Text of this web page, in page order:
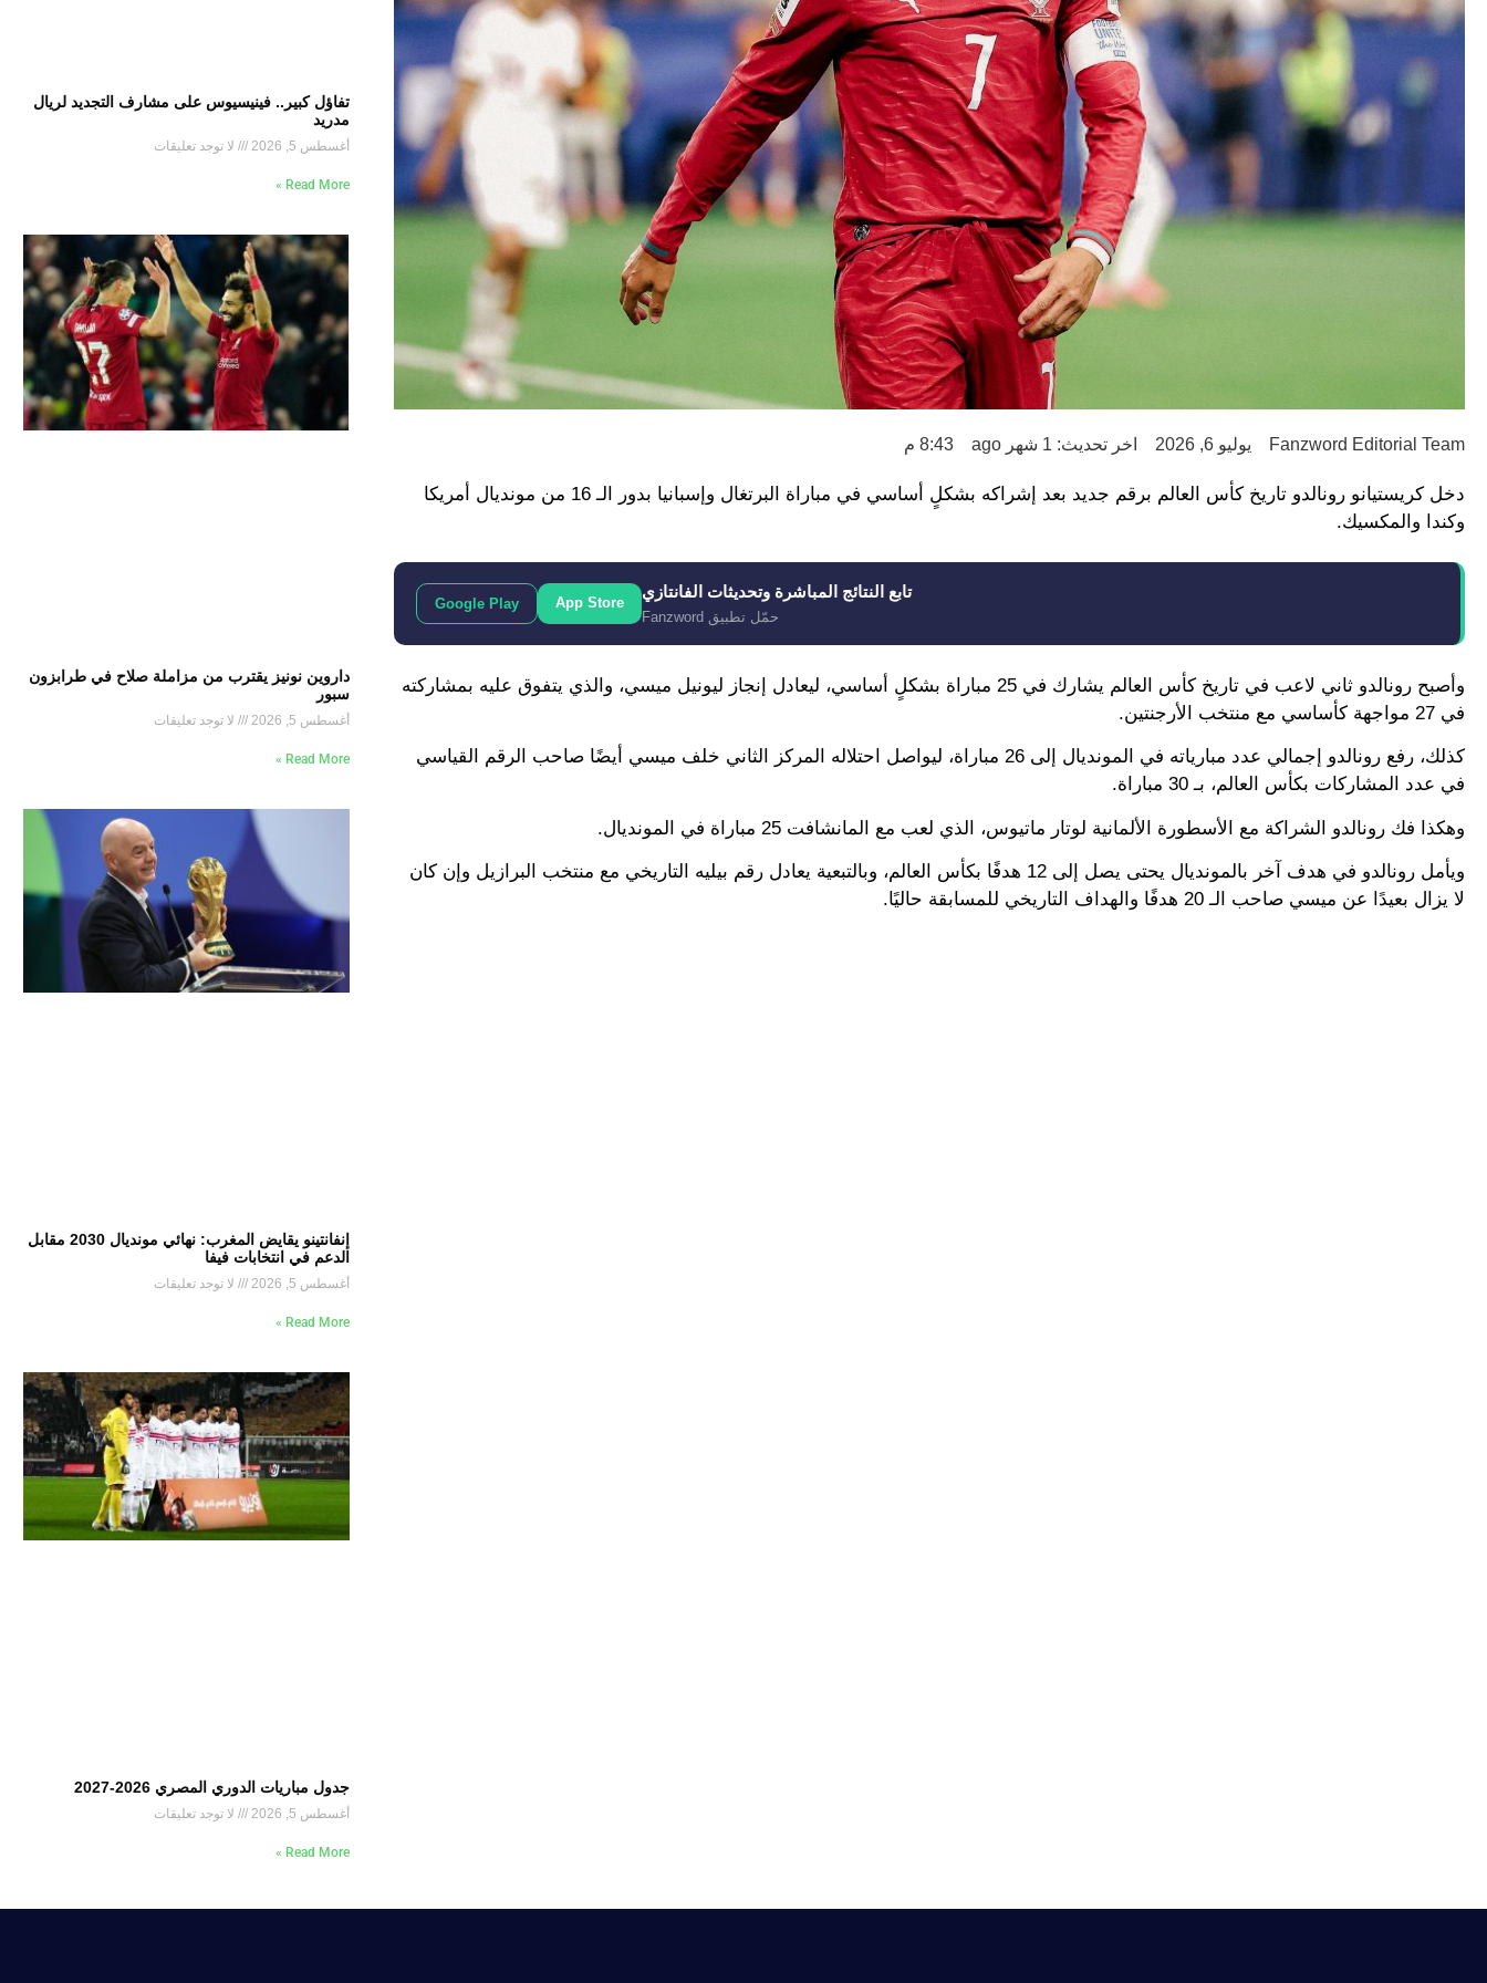
Fanzword Editorial Team يوليو 6, 2026 اخر تحديث: 1 شهر ago 8:43 م
دخل كريستيانو رونالدو تاريخ كأس العالم برقم جديد بعد إشراكه بشكلٍ أساسي في مباراة البرتغال وإسبانيا بدور الـ 16 من مونديال أمريكا
وكندا والمكسيك.
تابع النتائج المباشرة وتحديثات الفانتازي
حمّل تطبيق Fanzword
App Store
Google Play
وأصبح رونالدو ثاني لاعب في تاريخ كأس العالم يشارك في 25 مباراة بشكلٍ أساسي، ليعادل إنجاز ليونيل ميسي، والذي يتفوق عليه بمشاركته
في 27 مواجهة كأساسي مع منتخب الأرجنتين.
كذلك، رفع رونالدو إجمالي عدد مبارياته في المونديال إلى 26 مباراة، ليواصل احتلاله المركز الثاني خلف ميسي أيضًا صاحب الرقم القياسي
في عدد المشاركات بكأس العالم، بـ 30 مباراة.
وهكذا فك رونالدو الشراكة مع الأسطورة الألمانية لوتار ماتيوس، الذي لعب مع المانشافت 25 مباراة في المونديال.
ويأمل رونالدو في هدف آخر بالمونديال يحتى يصل إلى 12 هدفًا بكأس العالم، وبالتبعية يعادل رقم بيليه التاريخي مع منتخب البرازيل وإن كان
لا يزال بعيدًا عن ميسي صاحب الـ 20 هدفًا والهداف التاريخي للمسابقة حاليًا.
تفاؤل كبير.. فينيسيوس على مشارف التجديد لريال
مدريد
أغسطس 5, 2026 لا توجد تعليقات
Read More »
داروين نونيز يقترب من مزاملة صلاح في طرابزون
سبور
أغسطس 5, 2026 لا توجد تعليقات
Read More »
إنفانتينو يقايض المغرب: نهائي مونديال 2030 مقابل
الدعم في انتخابات فيفا
أغسطس 5, 2026 لا توجد تعليقات
Read More »
جدول مباريات الدوري المصري 2026-2027
أغسطس 5, 2026 لا توجد تعليقات
Read More »